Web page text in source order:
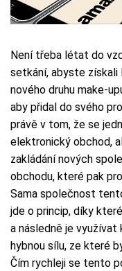
Není třeba létat do
setkání, abyste získali
nového druhu make-
aby přidal do svého
právě v tom, že se
elektronický obchod,
zakládání nových
obchodu, které pak
Sama společnost
jde o princip, díky
a následně je
hybnou sílu, ze které
Čím rychleji se tento